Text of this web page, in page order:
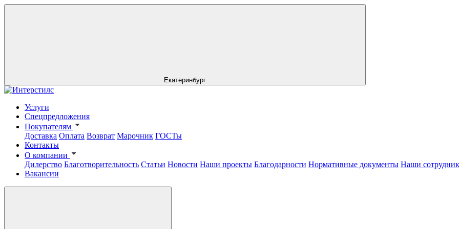
Екатеринбург
Услуги
Спецпредложения
Покупателям
Доставка Оплата Возврат Марочник ГОСТы
Контакты
О компании
Дилерство Благотворительность Статьи Новости Наши проекты Благодарности Нормативные документы Наши
Вакансии